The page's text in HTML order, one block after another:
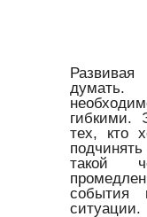
думать.
гибкими.
тех, кто
такой
события
ситуации.